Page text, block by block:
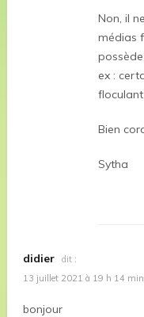
Non, il
médias
ex :
floculant
Bien
Sytha
didier
dit :
13 juillet 2021 à 19 h 14 min
bonjour